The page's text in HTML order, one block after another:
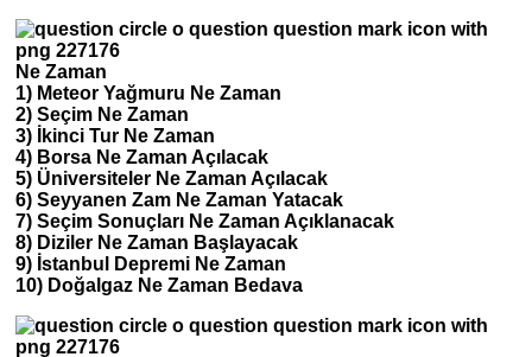
Ne Zaman
1) Meteor Yağmuru Ne Zaman
2) Seçim Ne Zaman
3) İkinci Tur Ne Zaman
4) Borsa Ne Zaman Açılacak
5) Üniversiteler Ne Zaman Açılacak
6) Seyyanen Zam Ne Zaman Yatacak
7) Seçim Sonuçları Ne Zaman Açıklanacak
8) Diziler Ne Zaman Başlayacak
9) İstanbul Depremi Ne Zaman
10) Doğalgaz Ne Zaman Bedava